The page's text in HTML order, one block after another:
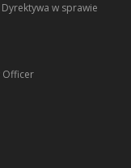
w sprawie
Officer